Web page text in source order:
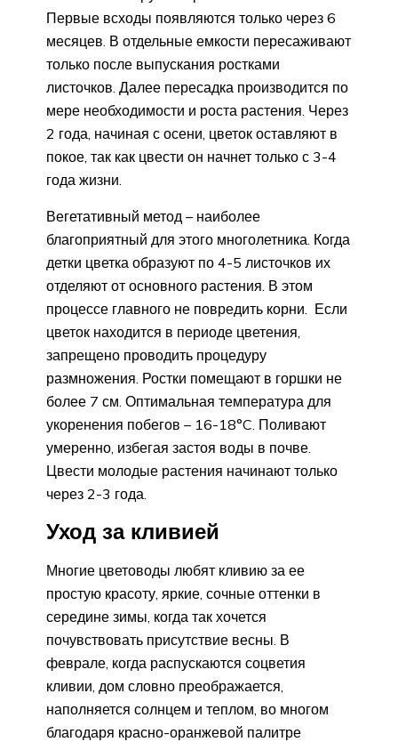
Первые всходы появляются только через 6
месяцев. В отдельные емкости пересаживают
только после выпускания ростками
листочков. Далее пересадка производится по
мере необходимости и роста растения. Через
2 года, начиная с осени, цветок оставляют в
покое, так как цвести он начнет только с 3-4
года жизни.
Вегетативный метод – наиболее
благоприятный для этого многолетника. Когда
детки цветка образуют по 4-5 листочков их
отделяют от основного растения. В этом
процессе главного не повредить корни. Если
цветок находится в периоде цветения,
запрещено проводить процедуру
размножения. Ростки помещают в горшки не
более 7 см. Оптимальная температура для
укоренения побегов – 16-18°C. Поливают
умеренно, избегая застоя воды в почве.
Цвести молодые растения начинают только
через 2-3 года.
Уход за кливией
Многие цветоводы любят кливию за ее
простую красоту, яркие, сочные оттенки в
середине зимы, когда так хочется
почувствовать присутствие весны. В
феврале, когда распускаются соцветия
кливии, дом словно преображается,
наполняется солнцем и теплом, во многом
благодаря красно-оранжевой палитре